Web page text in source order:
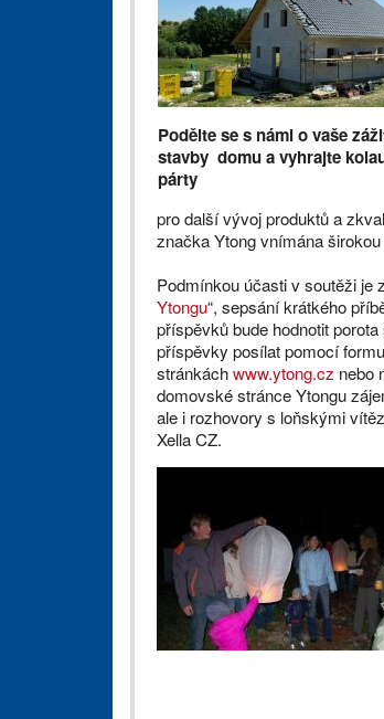
Podělte se s námi o vaše
stavby domu a vyhrajte
párty
pro další vývoj produktů a
značka Ytong vnímána
Podmínkou účasti v soutěži je
Ytongu“, sepsání krátkého
příspěvků bude hodnotit
příspěvky posílat pomocí
stránkáchwww.ytong.cz nebo
domovské stránce Ytongu
ale i rozhovory s loňskými
Xella CZ.